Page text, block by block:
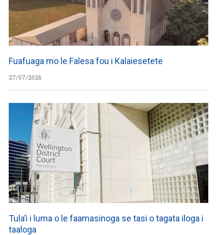
Fuafuaga mo le Falesa fou i Kalaiesetete
27/07/2026
Tula’i i luma o le faamasinoga se tasi o tagata iloga i
taaloga